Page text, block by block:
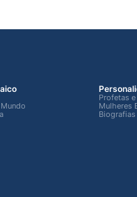
Profetas
Mulheres
Biografias